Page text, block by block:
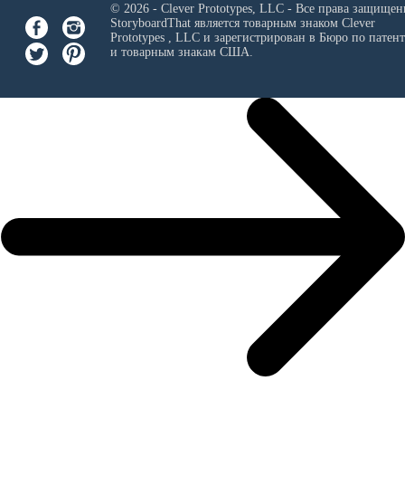
© 2026 - Clever Prototypes, LLC - Все права
StoryboardThat является товарным знаком Clever
Prototypes , LLCи зарегистрирован в Бюро по
и товарным знакам США.